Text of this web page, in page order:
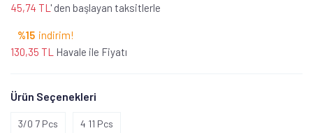
45,74 TL ' den başlayan taksitlerle
%15 indirim!
130,35 TL
Havale ile Fiyatı
Ürün Seçenekleri
3/0 7 Pcs 4 11 Pcs